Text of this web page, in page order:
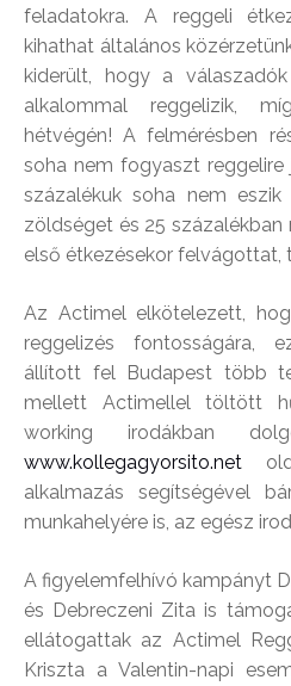
feladatokra. A reggeli
kihathat általános
kiderült, hogy a
alkalommal reggelizik,
hétvégén! A felmérésben
soha nem fogyaszt
százalékuk soha nem
zöldséget és 25
első étkezésekor felvágottat,
Az Actimel elkötelezett,
reggelizés fontosságára,
állított fel Budapest több
mellett Actimellel töltött
working irodákban
www.kollegagyorsito.net
alkalmazás segítségével
munkahelyére is, az egész
A figyelemfelhívó kampányt
és Debreczeni Zita is
ellátogattak az Actimel
Kriszta a Valentin-napi